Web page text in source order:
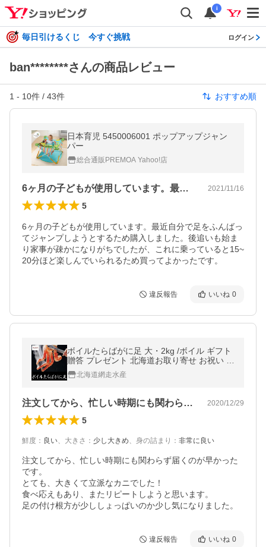
i
毎日引けるくじ 今すぐ挑戦 ログイン
ban********さんの商品レビュー
1 - 10件 / 43件 おすすめ順
日本育児 5450006001 ポップアップジャン
パー
総合通販PREMOA Yahoo!店
6ヶ月の子どもが使用しています。最近自… 2021/11/16
5
6ヶ月の子どもが使用しています。最近自分で足をふんばっ
てジャンプしようとするため購入しました。後追いも始ま
り家事が疎かになりがちでしたが、これに乗っていると15~
20分ほど楽しんでいられるため買ってよかったです。
違反報告 いいね 0
ボイルたらばがに足 大・2kg /ボイル ギフト
贈答 プレゼント 北海道お取り寄せ お祝い 誕
生日北海道網走水産
注文してから、忙しい時期にも関わらず届… 2020/12/29
5
鮮度 ： 良い、 大きさ ： 少し大きめ、 身の詰まり ： 非常に良い
注文してから、忙しい時期にも関わらず届くのが早かった
です。
とても、大きくて立派なカニでした！
食べ応えもあり、またリピートしようと思います。
足の付け根方が少ししょっぱいのか少し気になりました。
違反報告 いいね 0